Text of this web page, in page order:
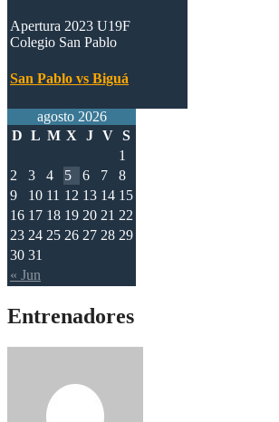
Apertura 2023 U19F
Colegio San Pablo
San Pablo vs Biguá
agosto 2026
D L M X J V S
« Jun
1
2
3 4 5 6 7
8
9
10 11 12 13 14 15
16 17 18 19 20 21 22
23 24 25 26 27 28 29
30 31
Entrenadores